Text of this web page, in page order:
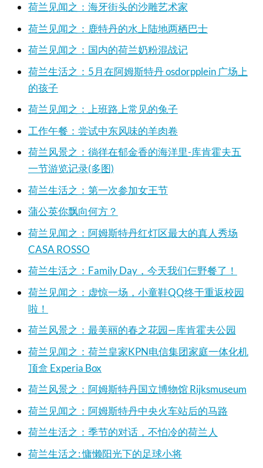
荷兰见闻之：海牙街头的沙雕艺术家
荷兰见闻之：鹿特丹的水上陆地两栖巴士
荷兰见闻之：国内的荷兰奶粉混战记
荷兰生活之：5月在阿姆斯特丹 osdorpplein 广场上
的孩子
荷兰见闻之：上班路上常见的兔子
工作午餐：尝试中东风味的羊肉卷
荷兰风景之：徜徉在郁金香的海洋里-库肯霍夫五
一节游览记录(多图)
荷兰生活之：第一次参加女王节
蒲公英你飘向何方？
荷兰见闻之：阿姆斯特丹红灯区最大的真人秀场
CASA ROSSO
荷兰生活之：Family Day，今天我们仨野餐了！
荷兰见闻之：虚惊一场，小童鞋QQ终于重返校园
啦！
荷兰风景之：最美丽的春之花园—库肯霍夫公园
荷兰见闻之：荷兰皇家KPN电信集团家庭一体化机
顶盒 Experia Box
荷兰风景之：阿姆斯特丹国立博物馆 Rijksmuseum
荷兰见闻之：阿姆斯特丹中央火车站后的马路
荷兰生活之：季节的对话，不怕冷的荷兰人
荷兰生活之: 慵懒阳光下的足球小将